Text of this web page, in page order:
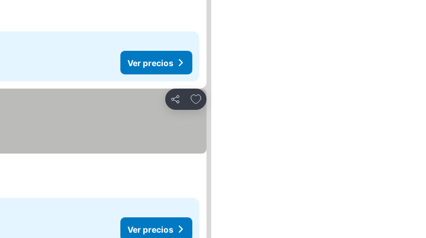
Ver precios
Compartir
Añadir a favoritos
Ver precios